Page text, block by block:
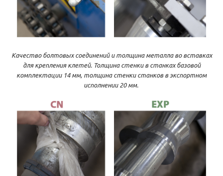
Качество болтовых соединений и толщина металла во вставках
для крепления клетей. Толщина стенки в станках базовой
комплектации 14 мм, толщина стенки станков в экспортном
исполнении 20 мм.